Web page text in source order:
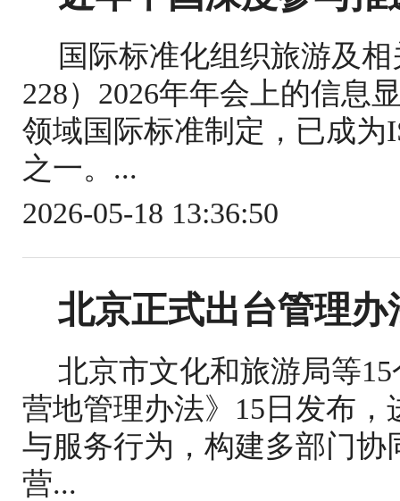
国际标准化组织旅游及
228）2026年年会上的信息
领域国际标准制定，已成为
之一。...
2026-05-18 13:36:50
北京正式出台管理
北京市文化和旅游局等
营地管理办法》15日发布
与服务行为，构建多部门
营...